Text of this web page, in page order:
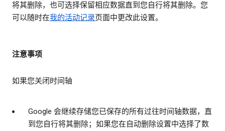
将其删除，也可选择保留相应数据直到您自行将其删除。您
可以随时在我的活动记录页面中更改此设置。
注意事项
如果您关闭时间轴
Google 会继续存储您已保存的所有过往时间轴数据，直
到您自行将其删除；如果您在自动删除设置中选择了数